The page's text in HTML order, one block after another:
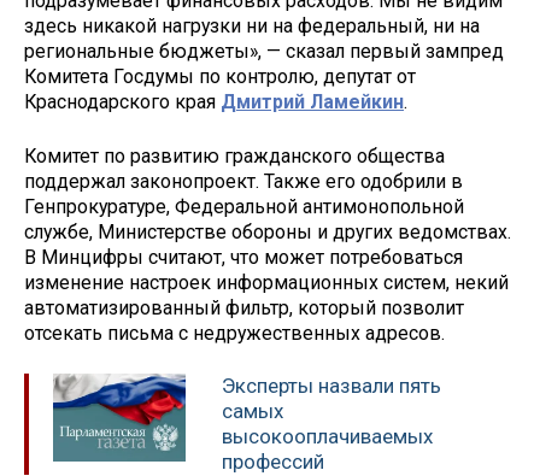
здесь никакой нагрузки ни на федеральный, ни на
региональные бюджеты», — сказал первый зампред
Комитета Госдумы по контролю, депутат от
Краснодарского края Дмитрий Ламейкин.
Комитет по развитию гражданского общества
поддержал законопроект. Также его одобрили в
Генпрокуратуре, Федеральной антимонопольной
службе, Министерстве обороны и других ведомствах.
В Минцифры считают, что может потребоваться
изменение настроек информационных систем, некий
автоматизированный фильтр, который позволит
отсекать письма с недружественных адресов.
Эксперты назвали пять
самых
высокооплачиваемых
профессий